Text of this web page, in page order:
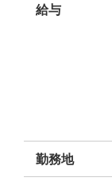
給与
勤務地